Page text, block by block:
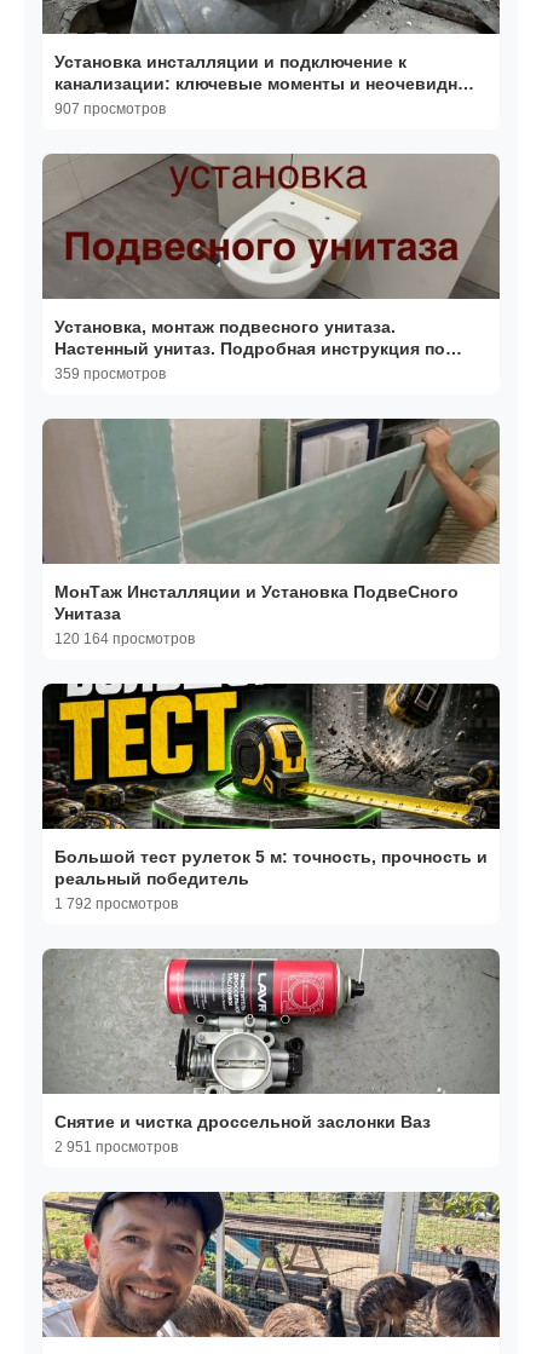
Установка инсталляции и подключение к
канализации: ключевые моменты и неочевидные
решения
907 просмотров
Установка, монтаж подвесного унитаза.
Настенный унитаз. Подробная инструкция по
установке.￼
359 просмотров
МонТаж Инсталляции и Установка ПодвеСного
Унитаза
120 164 просмотров
Большой тест рулеток 5 м: точность, прочность и
реальный победитель
1 792 просмотров
Снятие и чистка дроссельной заслонки Ваз
2 951 просмотров